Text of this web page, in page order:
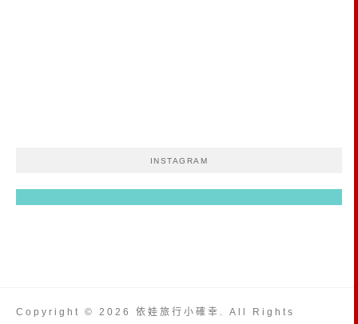
INSTAGRAM
Copyright © 2026 依娃旅行小確幸. All Rights